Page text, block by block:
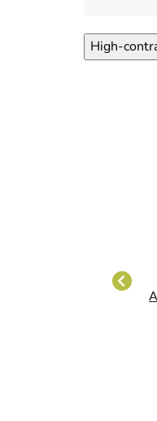
High-